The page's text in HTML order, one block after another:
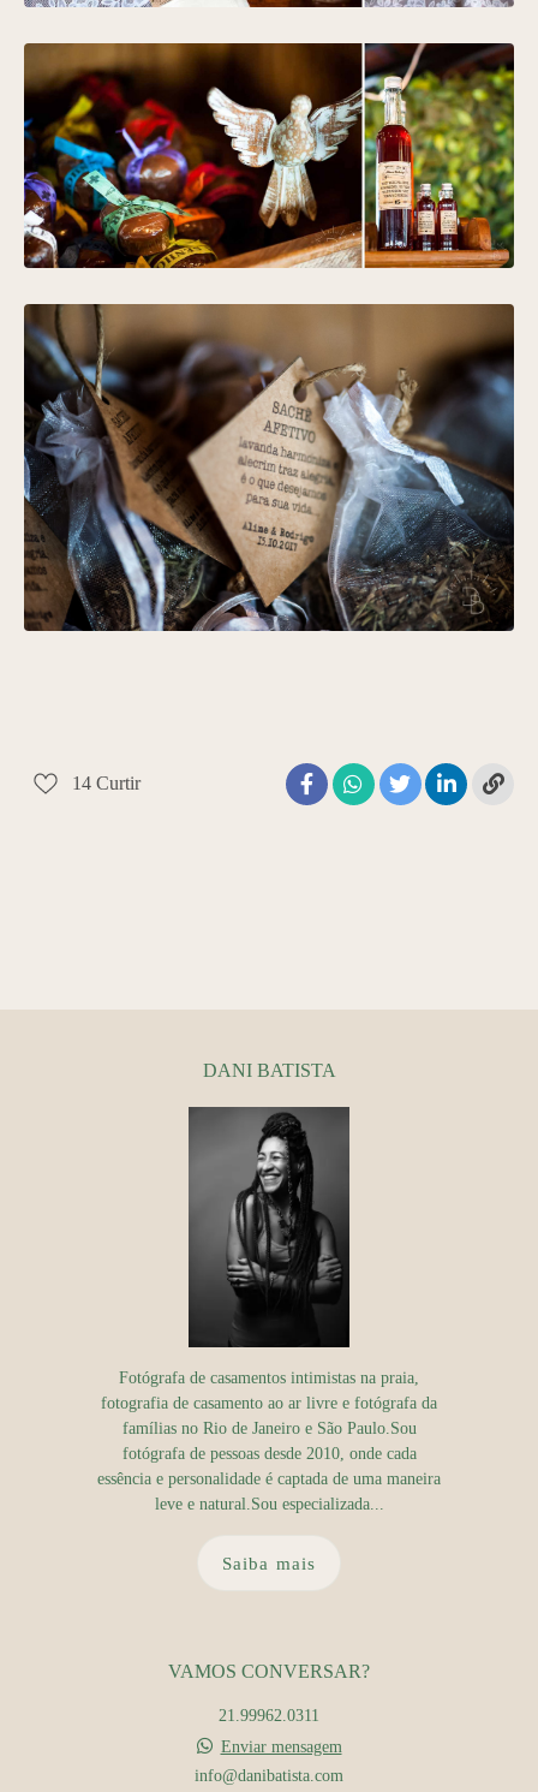
14 Curtir
DANI BATISTA
Fotógrafa de casamentos intimistas na praia,
fotografia de casamento ao ar livre e fotógrafa da
famílias no Rio de Janeiro e São Paulo.Sou
fotógrafa de pessoas desde 2010, onde cada
essência e personalidade é captada de uma maneira
leve e natural.Sou especializada...
Saiba mais
VAMOS CONVERSAR?
21.99962.0311
Enviar mensagem
info@danibatista.com